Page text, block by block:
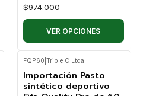
$974.000
VER OPCIONES
FQP60 Triple C Ltda
Importación Pasto
sintético deportivo